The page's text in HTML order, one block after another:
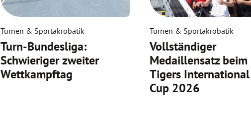
Turnen & Sportakrobatik
Turn-Bundesliga:
Schwieriger zweiter
Wettkampftag
Turnen & Sportakrobatik
Vollständiger
Medaillensatz beim
Tigers International
Cup 2026